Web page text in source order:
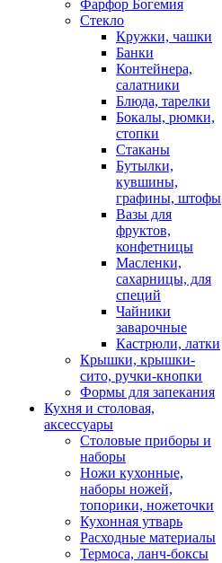
Фарфор Богемия
Стекло
Кружки, чашки
Банки
Контейнера,
салатники
Блюда, тарелки
Бокалы, рюмки,
стопки
Стаканы
Бутылки,
кувшины,
графины, штофы
Вазы для
фруктов,
конфетницы
Масленки,
сахарницы, для
специй
Чайники
заварочные
Кастрюли, латки
Крышки, крышки-
сито, ручки-кнопки
Формы для запекания
Кухня и столовая,
аксессуары
Столовые приборы и
наборы
Ножи кухонные,
наборы ножей,
топорики, ножеточки
Кухонная утварь
Расходные материалы
Термоса, ланч-боксы